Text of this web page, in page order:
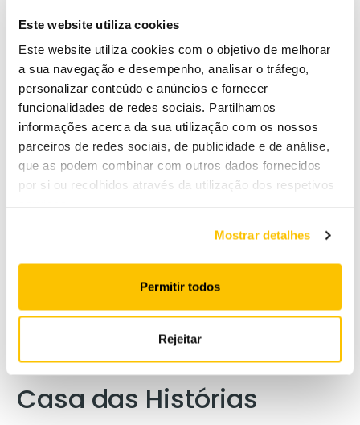
Este website utiliza cookies
Este website utiliza cookies com o objetivo de melhorar
a sua navegação e desempenho, analisar o tráfego,
personalizar conteúdo e anúncios e fornecer
funcionalidades de redes sociais. Partilhamos
informações acerca da sua utilização com os nossos
parceiros de redes sociais, de publicidade e de análise,
que as podem combinar com outros dados fornecidos
por si ou recolhidos através da utilização dos respetivos
Mostrar detalhes
Permitir todos
Rejeitar
Casa das Histórias